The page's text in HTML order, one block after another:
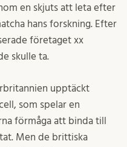
en skjuts att leta efter
hans forskning. Efter
företaget xx
skulle ta.
upptäckt
som spelar en
förmåga att binda till
Men de brittiska